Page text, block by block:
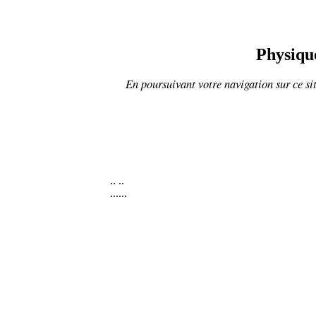
En poursuivant votre navigation sur ce
.. ..
......